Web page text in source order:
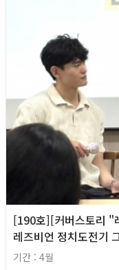
[190호][커버스토리 "
레즈비언 정치도전기
기간 : 4월